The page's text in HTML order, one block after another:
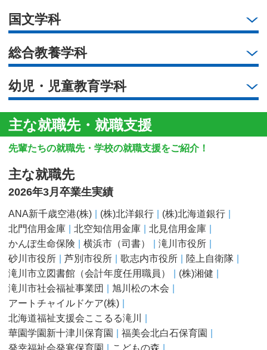
国文学科
総合教養学科
幼児・児童教育学科
主な就職先・就職支援
先輩たちの就職先・学校の就職支援をご紹介！
主な就職先
2026年3月卒業生実績
ANA新千歳空港(株) (株)北洋銀行
(株)北海道銀行
北門信用金庫
北空知信用金庫
北見信用金庫
かんぽ生命保険
横浜市（司書）
滝川市役所
砂川市役所
芦別市役所 歌志内市役所
陸上自衛隊
滝川市立図書館（会計年度任用職員）
(株)湘健
滝川市社会福祉事業団
旭川松の木会
アートチャイルドケア(株)
北海道福祉支援会ここるる滝川
華園学園新十津川保育園
福美会北白石保育園
発幸福祉会発寒保育園
こどもの森